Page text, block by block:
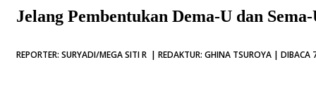
Jelang Pembentukan Dema-U dan
REPORTER: SURYADI/MEGA SITI R | REDAKTUR: GHINA TSUROYA | DIBACA